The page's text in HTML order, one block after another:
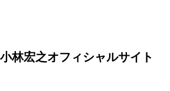
小林宏之オフィシャルサイト